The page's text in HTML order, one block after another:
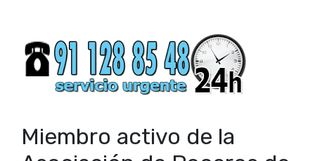
Miembro activo de la